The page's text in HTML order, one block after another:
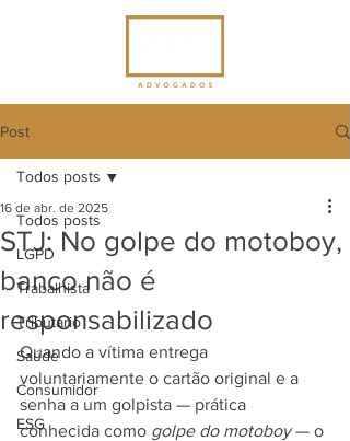
Post
Todos posts
LGPD
Trabalhista
Tributário
Saúde
Consumidor
ESG
Todos posts
STJ: No golpe do motoboy,
banco não é
responsabilizado
16 de abr. de 2025
Quando a vítima entrega
voluntariamente o cartão original e a
senha a um golpista — prática
conhecida como golpe do motoboy — o